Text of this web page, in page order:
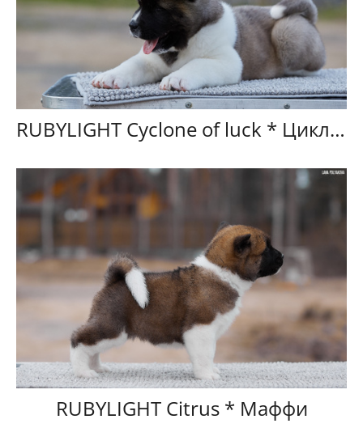
RUBYLIGHT Cyclone of luck * Циклон
RUBYLIGHT Citrus * Маффи